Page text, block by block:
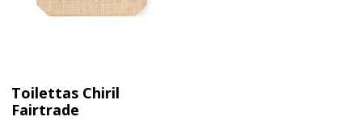
Toilettas Chiril
Fairtrade